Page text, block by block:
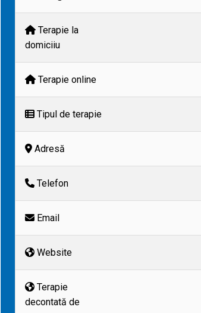
Terapie la
domiciiu
Terapie online
Tipul de terapie
Adresă
Telefon
Email
Website
Terapie
decontată de